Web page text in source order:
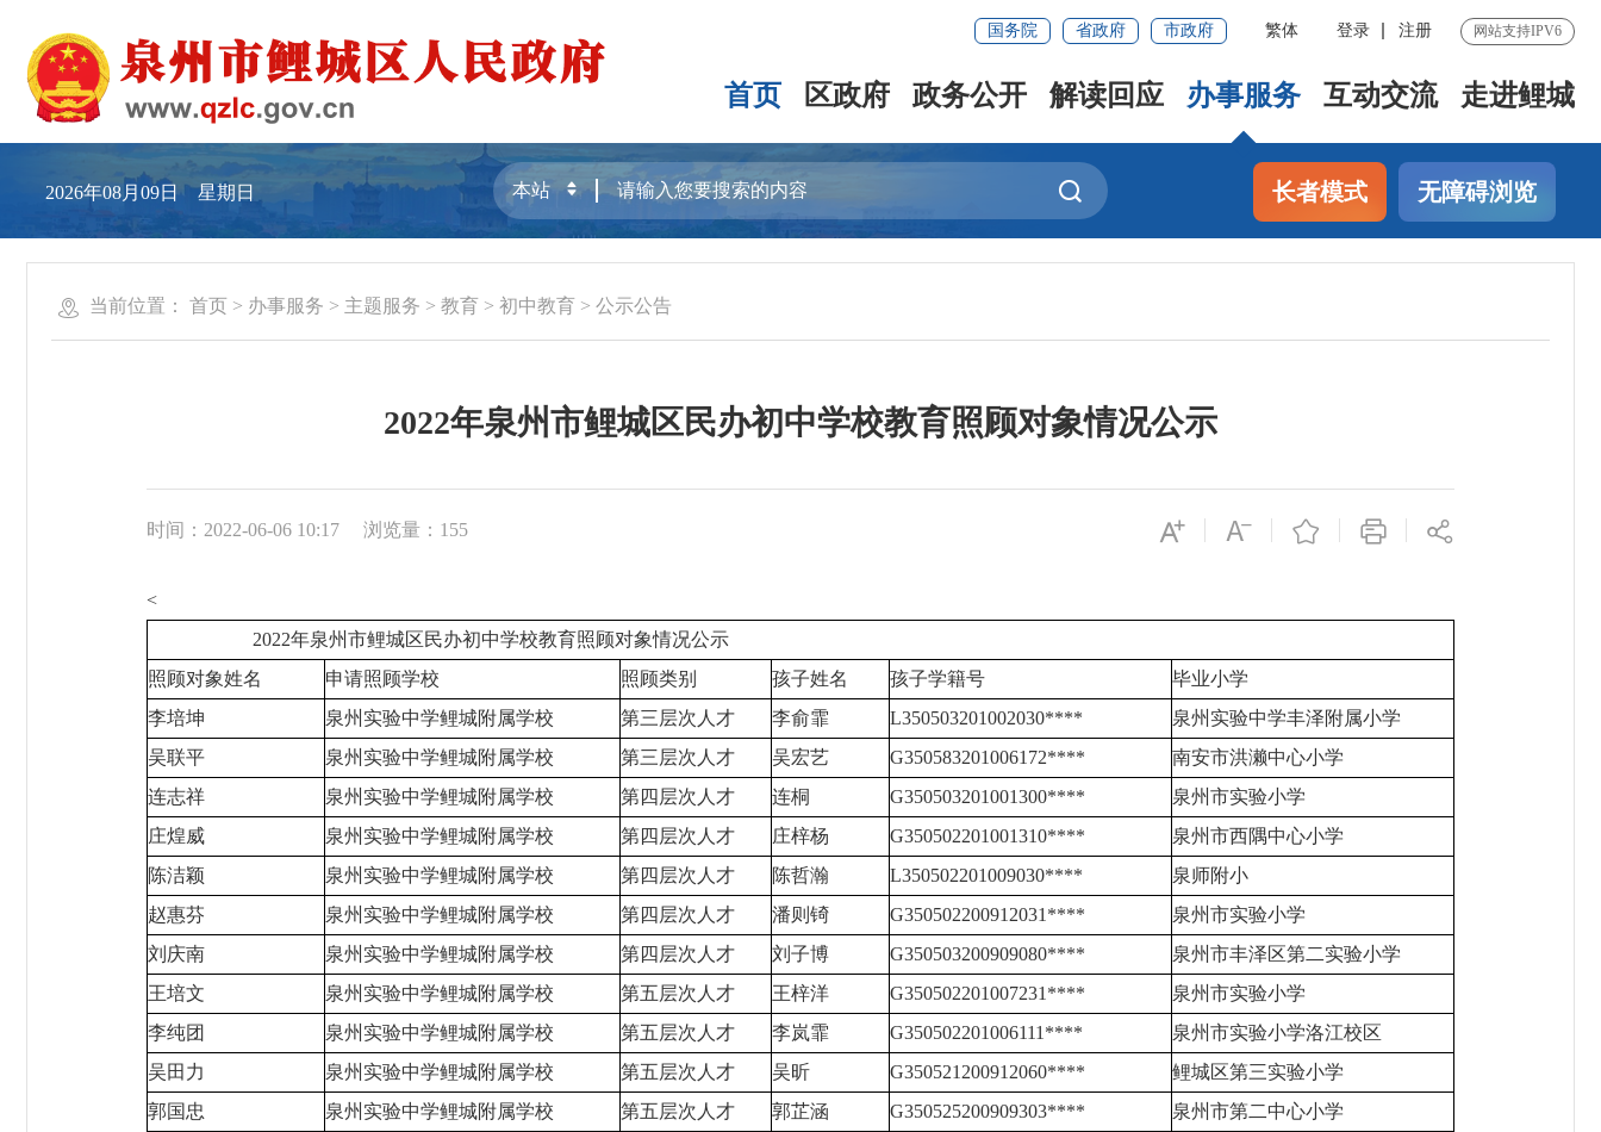
国务院 省政府 市政府 繁体 登录 注册 网站支持IPV6
首页 区政府 政务公开 解读回应 办事服务 互动交流 走进鲤城
2026年08月09日 星期日 长者模式 无障碍浏览
当前位置： 首页 > 办事服务 > 主题服务 > 教育 > 初中教育 > 公示公告
2022年泉州市鲤城区民办初中学校教育照顾对象情况公示
时间：2022-06-06 10:17 浏览量： 155
<
2022年泉州市鲤城区民办初中学校教育照顾对象情况公示
照顾对象姓名
申请照顾学校 照顾类别 孩子姓名 孩子学籍号
毕业小学
李培坤
泉州实验中学鲤城附属学校 第三层次人才 李俞霏 L350503201002030****
泉州实验中学丰泽附属小学
吴联平
泉州实验中学鲤城附属学校 第三层次人才 吴宏艺 G350583201006172****
南安市洪濑中心小学
连志祥
泉州实验中学鲤城附属学校 第四层次人才 连桐 G350503201001300****
泉州市实验小学
庄煌威
泉州实验中学鲤城附属学校 第四层次人才 庄梓杨 G350502201001310****
泉州市西隅中心小学
陈洁颖
泉州实验中学鲤城附属学校 第四层次人才 陈哲瀚 L350502201009030****
泉师附小
赵惠芬
泉州实验中学鲤城附属学校 第四层次人才 潘则锜 G350502200912031****
泉州市实验小学
刘庆南
泉州实验中学鲤城附属学校 第四层次人才 刘子博 G350503200909080****
泉州市丰泽区第二实验小学
王培文
泉州实验中学鲤城附属学校 第五层次人才 王梓洋 G350502201007231****
泉州市实验小学
李纯团
泉州实验中学鲤城附属学校 第五层次人才 李岚霏 G350502201006111****
泉州市实验小学洛江校区
吴田力
泉州实验中学鲤城附属学校 第五层次人才 吴昕 G350521200912060****
鲤城区第三实验小学
郭国忠
泉州实验中学鲤城附属学校 第五层次人才 郭芷涵 G350525200909303****
泉州市第二中心小学